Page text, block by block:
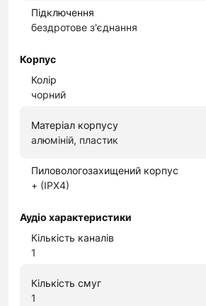
Підключення
бездротове з'єднання
Корпус
Колір
чорний
Матеріал корпусу
алюміній, пластик
Пиловологозахищений корпус
+ (IPX4)
Аудіо характеристики
Кількість каналів
1
Кількість смуг
1